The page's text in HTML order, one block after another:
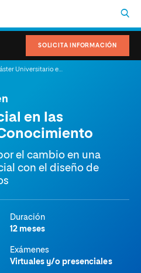
SOLICITA INFORMACIÓN
en las
el cambio en una
con el diseño de
Duración
12 meses
Exámenes
Virtuales y/o presenciales